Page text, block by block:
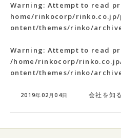
Warning: Attempt to read
home/rinkocorp/
ontent/themes/rinko/
Warning: Attempt to read
/home/rinkocorp/
ontent/themes/rinko/
2019年02月04日 会社を知る